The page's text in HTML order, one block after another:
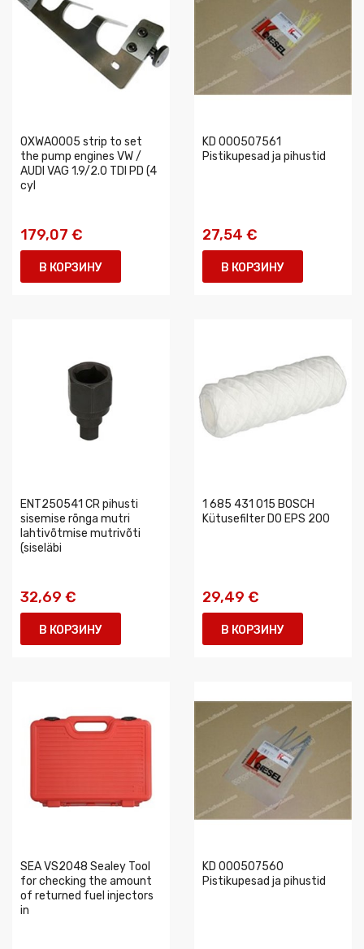
0XWA0005 strip to set
the pump engines VW /
AUDI VAG 1.9/2.0 TDI PD (4
cyl
179,07 €
В КОРЗИНУ
KD 000507561
Pistikupesad ja pihustid
27,54 €
В КОРЗИНУ
ENT250541 CR pihusti
sisemise rõnga mutri
lahtivõtmise mutrivõti
(siseläbi
32,69 €
В КОРЗИНУ
1 685 431 015 BOSCH
Kütusefilter DO EPS 200
29,49 €
В КОРЗИНУ
SEA VS2048 Sealey Tool
for checking the amount
of returned fuel injectors
in
KD 000507560
Pistikupesad ja pihustid